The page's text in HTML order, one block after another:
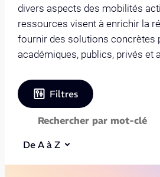
divers aspects des mobilités
ressources visent à enrichir la
fournir des solutions concrètes
académiques, publics, privés et
Filtres
De A à Z